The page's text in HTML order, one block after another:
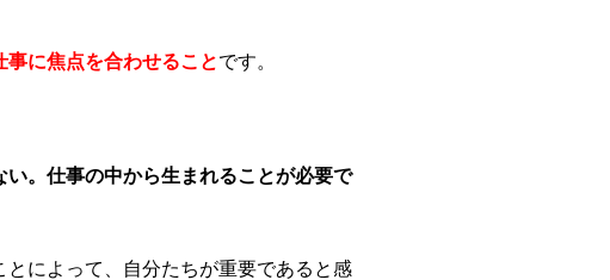
事に焦点を合わせることです。
。仕事の中から生まれることが必要で
によって、自分たちが重要であると感